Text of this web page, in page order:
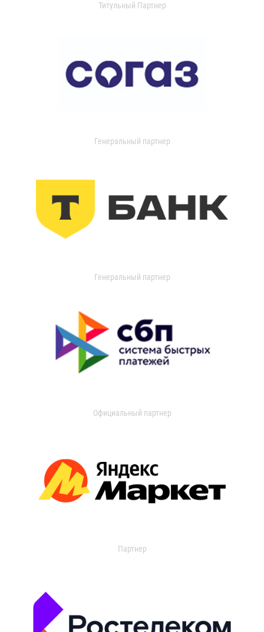
Титульный Партнер
Генеральный партнер
Генеральный партнер
Официальный партнер
Партнер